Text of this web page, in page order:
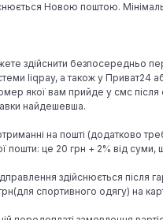
Новою поштою.
здійснити безпосередньо
liqpay, а також у Приват24
якої вам прийде у смс
найдешевша.
на пошті (додатково
пошти: це 20 грн + 2% від суми,
здійснюється після
спортивного одягу) на